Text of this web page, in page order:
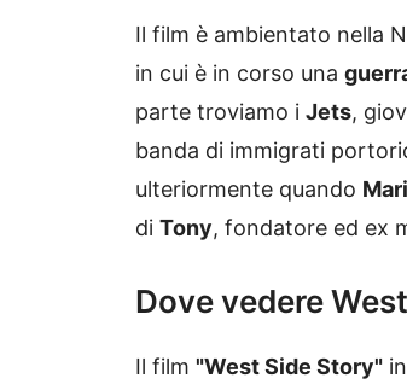
Il film è ambientato nella
in cui è in corso una
parte troviamo i Jets,
banda di immigrati
ulteriormente quando
di Tony, fondatore ed ex
Dove vedere
Il film "West Side Story"